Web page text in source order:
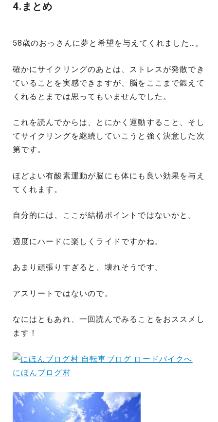
4.まとめ
58歳のおっさんに夢と希望を与えてくれました…。
確かにサイクリングのあとは、ストレスが発散でき
ていることを実感できますが、脳をここまで鍛えて
くれるとまでは思ってもいませんでした。
これを読んでからは、とにかく運動すること、そし
てサイクリングを継続していこうと強く決意した次
第です。
ほどよい有酸素運動が脳にも体にも良い効果を与え
てくれます。
自分的には、ここが結構ポイントではないかと。
適度にハードに楽しくライドですかね。
あまり頑張りすぎると、壊れそうです。
アスリートではないので。
なにはともあれ、一回読んでみることをおススメし
ます！
にほんブログ村